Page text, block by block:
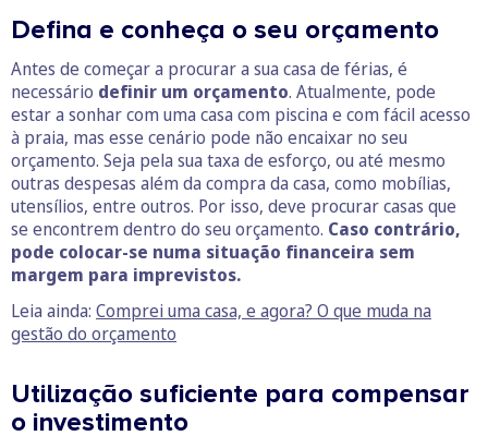
Defina e conheça o seu orçamento
Antes de começar a procurar a sua casa de férias, é
necessário definir um orçamento. Atualmente, pode
estar a sonhar com uma casa com piscina e com fácil acesso
à praia, mas esse cenário pode não encaixar no seu
orçamento. Seja pela sua taxa de esforço, ou até mesmo
outras despesas além da compra da casa, como mobílias,
utensílios, entre outros. Por isso, deve procurar casas que
se encontrem dentro do seu orçamento. Caso contrário,
pode colocar-se numa situação financeira sem
margem para imprevistos.
Leia ainda: Comprei uma casa, e agora? O que muda na
gestão do orçamento
Utilização suficiente para compensar
o investimento